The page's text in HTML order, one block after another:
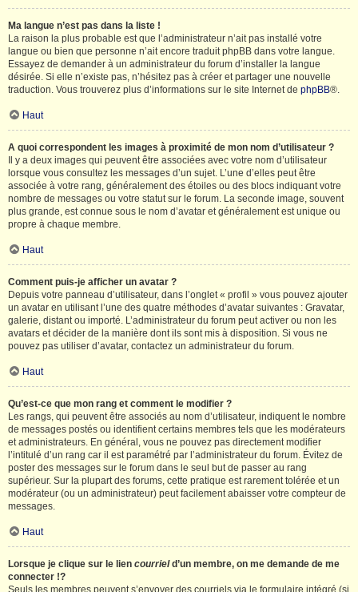
Ma langue n’est pas dans la liste !
La raison la plus probable est que l’administrateur n’ait pas installé votre
langue ou bien que personne n’ait encore traduit phpBB dans votre langue.
Essayez de demander à un administrateur du forum d’installer la langue
désirée. Si elle n’existe pas, n’hésitez pas à créer et partager une nouvelle
traduction. Vous trouverez plus d’informations sur le site Internet de phpBB®.
Haut
A quoi correspondent les images à proximité de mon nom d’utilisateur ?
Il y a deux images qui peuvent être associées avec votre nom d’utilisateur
lorsque vous consultez les messages d’un sujet. L’une d’elles peut être
associée à votre rang, généralement des étoiles ou des blocs indiquant votre
nombre de messages ou votre statut sur le forum. La seconde image, souvent
plus grande, est connue sous le nom d’avatar et généralement est unique ou
propre à chaque membre.
Haut
Comment puis-je afficher un avatar ?
Depuis votre panneau d’utilisateur, dans l’onglet « profil » vous pouvez ajouter
un avatar en utilisant l’une des quatre méthodes d’avatar suivantes : Gravatar,
galerie, distant ou importé. L’administrateur du forum peut activer ou non les
avatars et décider de la manière dont ils sont mis à disposition. Si vous ne
pouvez pas utiliser d’avatar, contactez un administrateur du forum.
Haut
Qu’est-ce que mon rang et comment le modifier ?
Les rangs, qui peuvent être associés au nom d’utilisateur, indiquent le nombre
de messages postés ou identifient certains membres tels que les modérateurs
et administrateurs. En général, vous ne pouvez pas directement modifier
l’intitulé d’un rang car il est paramétré par l’administrateur du forum. Évitez de
poster des messages sur le forum dans le seul but de passer au rang
supérieur. Sur la plupart des forums, cette pratique est rarement tolérée et un
modérateur (ou un administrateur) peut facilement abaisser votre compteur de
messages.
Haut
Lorsque je clique sur le lien courrield’un membre, on me demande de me
connecter !?
Seuls les membres peuvent s’envoyer des courriels via le formulaire intégré (si